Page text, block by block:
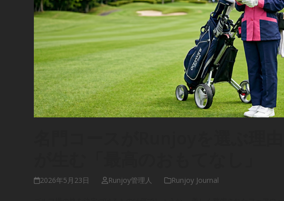
2026年5月23日 Runjoy管理人 Runjoy Journal